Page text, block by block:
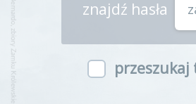
znajdź hasła
przeszukaj